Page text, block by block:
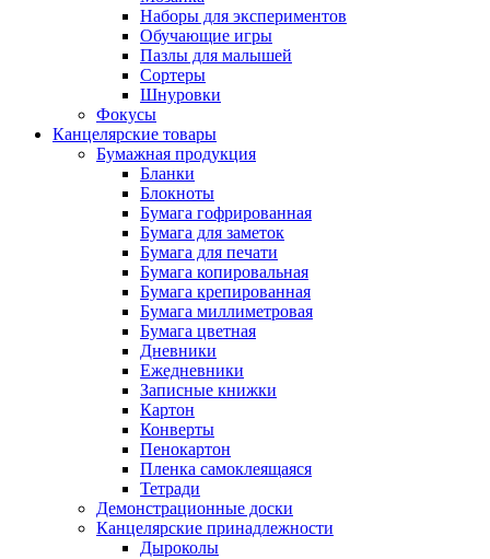
Наборы для экспериментов
Обучающие игры
Пазлы для малышей
Сортеры
Шнуровки
Фокусы
Канцелярские товары
Бумажная продукция
Бланки
Блокноты
Бумага гофрированная
Бумага для заметок
Бумага для печати
Бумага копировальная
Бумага крепированная
Бумага миллиметровая
Бумага цветная
Дневники
Ежедневники
Записные книжки
Картон
Конверты
Пенокартон
Пленка самоклеящаяся
Тетради
Демонстрационные доски
Канцелярские принадлежности
Дыроколы